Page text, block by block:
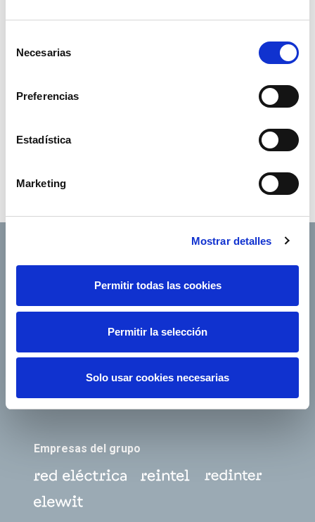
Necesarias
Preferencias
Estadística
Marketing
Mostrar detalles
Permitir todas las cookies
Permitir la selección
Solo usar cookies necesarias
Sala de prensa
Accionistas e inversoresGobierno corporativo
Junta de Accionistas
Proveedores
e-Factura
Contacto
Empresas del grupo